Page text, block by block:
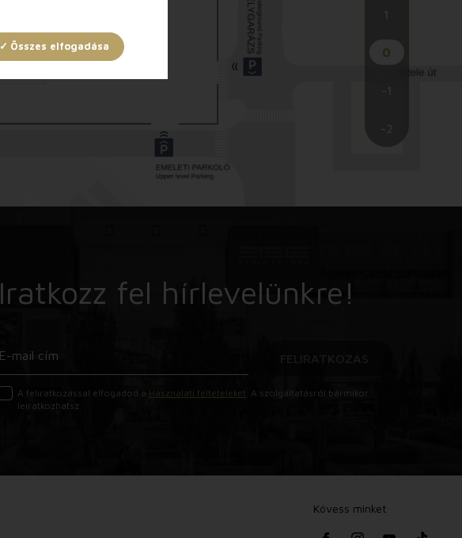
0
Iratkozz fel hírlevelünkre!
A feliratkozással elfogadod a Használati feltételeket. A szolgáltatásról bármikor
leiratkozhatsz.
Kövess minket
Összes elfogadása